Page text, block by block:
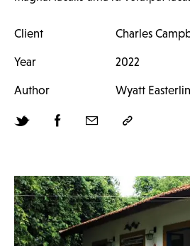
Client Charles
Year 2022
Author Wyatt Easterlin